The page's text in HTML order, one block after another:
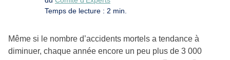
Temps de lecture : 2 min.
Même si le nombre d’accidents mortels a tendance à
diminuer, chaque année encore un peu plus de 3 000